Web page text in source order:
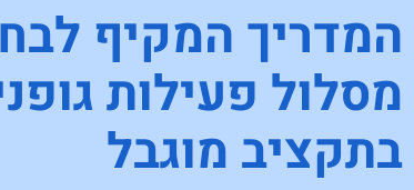
המדריך המקיף
מסלול פעילות
בתקציב מוגבל